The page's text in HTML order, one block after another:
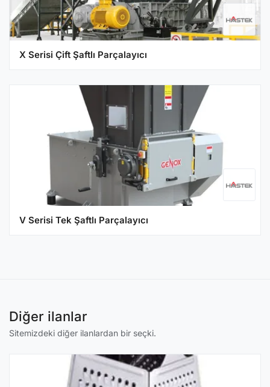
X Serisi Çift Şaftlı Parçalayıcı
V Serisi Tek Şaftlı Parçalayıcı
Diğer ilanlar
Sitemizdeki diğer ilanlardan bir seçki.